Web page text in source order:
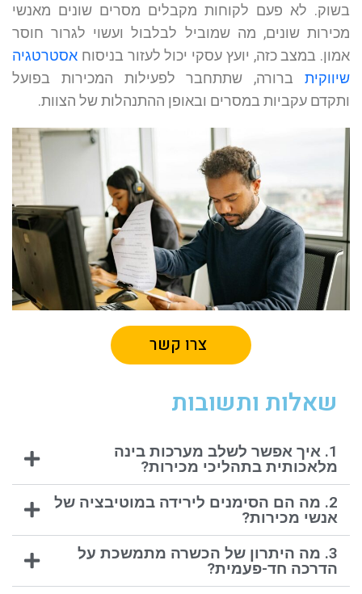
בשוק. לא פעם לקוחות מקבלים מסרים שונים מאנשי
מכירות שונים, מה שמוביל לבלבול ועשוי לגרור חוסר
אמון. במצב כזה, יועץ עסקי יכול לעזור בניסוח אסטרטגיה
שיווקית ברורה, שתתחבר לפעילות המכירות בפועל
ותקדם עקביות במסרים ובאופן ההתנהלות של הצוות.
צרו קשר
שאלות ותשובות
1. איך אפשר לשלב מערכות בינה
מלאכותית בתהליכי מכירות?
2. מה הם הסימנים לירידה במוטיבציה של
אנשי מכירות?
3. מה היתרון של הכשרה מתמשכת על
הדרכה חד-פעמית?